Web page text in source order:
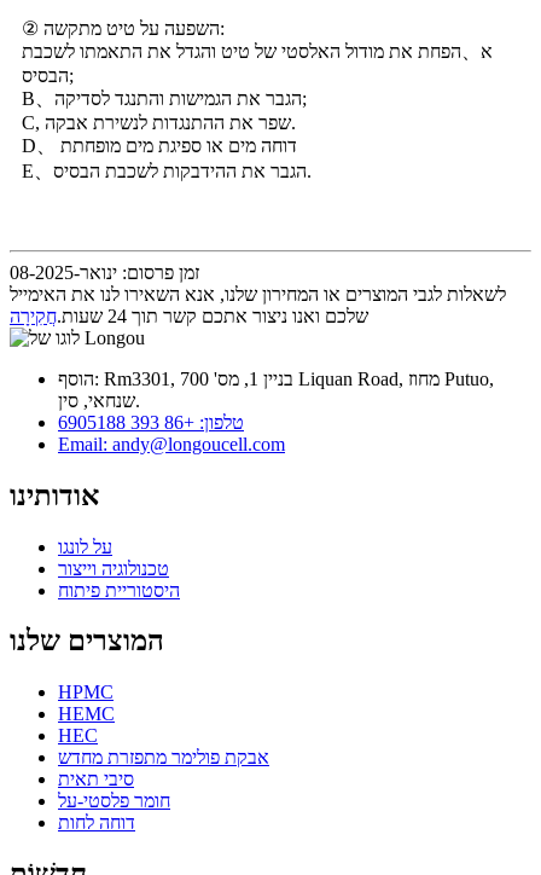
② השפעה על טיט מתקשה:
א、הפחת את מודול האלסטי של טיט והגדל את התאמתו לשכבת
הבסיס;
B、הגבר את הגמישות והתנגד לסדיקה;
C, שפר את ההתנגדות לנשירת אבקה.
D、 דוחה מים או ספיגת מים מופחתת
E、הגבר את ההידבקות לשכבת הבסיס.
זמן פרסום: ינואר-08-2025
לשאלות לגבי המוצרים או המחירון שלנו, אנא השאירו לנו את האימייל
שלכם ואנו ניצור אתכם קשר תוך 24 שעות.
חֲקִירָה
הוסף: Rm3301, בניין 1, מס' 700 Liquan Road, מחוז Putuo,
שנחאי, סין.
טלפון: +86 393 6905188
Email: andy@longoucell.com
אודותינו
על לונגו
טכנולוגיה וייצור
היסטוריית פיתוח
המוצרים שלנו
HPMC
HEMC
HEC
אבקת פולימר מתפזרת מחדש
סיבי תאית
חומר פלסטי-על
דוחה לחות